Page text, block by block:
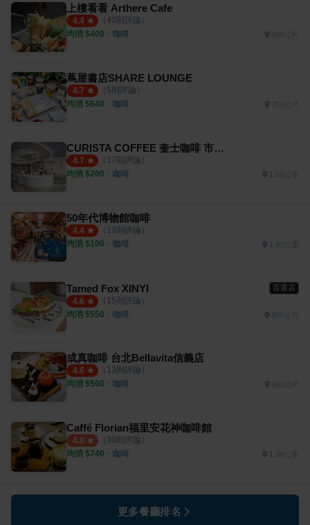
上樓看看 Arthere Cafe
4.4 （ 40則評論）
均消 $400 ・ 咖啡 588公尺
蔦屋書店SHARE LOUNGE
4.7 （ 5則評論）
均消 $640 ・ 咖啡 753公尺
CURISTA COFFEE 奎士咖啡 市府旗艦店
4.7 （ 17則評論）
均消 $200 ・ 咖啡
50年代博物館咖啡
4.4 （ 13則評論）
均消 $100 ・ 咖啡
Tamed Fox XINYI 百選店
4.6 （ 15則評論）
均消 $550 ・ 咖啡 855公尺
成真咖啡 台北Bellavita信義店
4.6 （ 13則評論）
均消 $500 ・ 咖啡
Caffé Florian福里安花神咖啡館
4.0 （ 30則評論）
均消 $740 ・ 咖啡
更多餐廳排名